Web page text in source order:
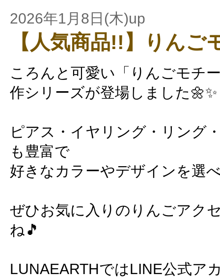
2026年1月8日(木)up
【人気商品!!】りんご
ころんと可愛い「りんごモチ
作シリーズが登場しました🌼✨
ピアス・イヤリング・リング
も豊富で
好きなカラーやデザインを選
ぜひお気に入りのりんごアク
ね🎵
LUNAEARTHではLINE公式ア